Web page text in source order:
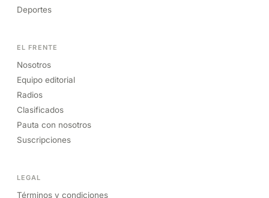
Deportes
EL FRENTE
Nosotros
Equipo editorial
Radios
Clasificados
Pauta con nosotros
Suscripciones
LEGAL
Términos y condiciones